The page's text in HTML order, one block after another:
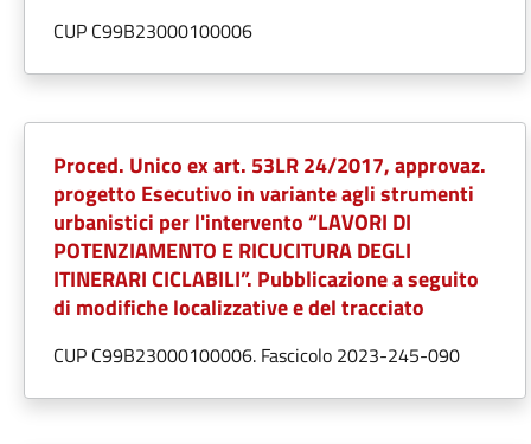
CUP C99B23000100006
Proced. Unico ex art. 53LR 24/2017, approvaz.
progetto Esecutivo in variante agli strumenti
urbanistici per l'intervento “LAVORI DI
POTENZIAMENTO E RICUCITURA DEGLI
ITINERARI CICLABILI”. Pubblicazione a seguito
di modifiche localizzative e del tracciato
CUP C99B23000100006. Fascicolo 2023-245-090